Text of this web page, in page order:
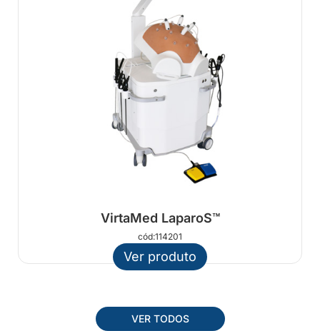
VirtaMed LaparoS™
cód:114201
Ver produto
VER TODOS